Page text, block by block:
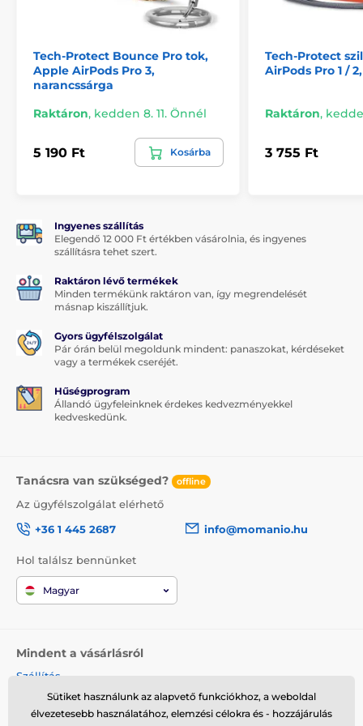
Tech-Protect Bounce Pro tok,
Apple AirPods Pro 3,
narancssárga
Raktáron, kedden 8. 11. Önnél
5 190 Ft Kosárba
Tech-Protect
AirPods Pro 1 /
Raktáron,
3 755 Ft
Ingyenes szállítás
Elegendő 12 000 Ft értékben vásárolnia, és ingyenes
szállításra tehet szert.
Raktáron lévő termékek
Minden termékünk raktáron van, így megrendelését
másnap kiszállítjuk.
Gyors ügyfélszolgálat
Pár órán belül megoldunk mindent: panaszokat, kérdéseket
vagy a termékek cseréjét.
Hűségprogram
Állandó ügyfeleinknek érdekes kedvezményekkel
kedveskedünk.
Tanácsra van szükséged? offline
Az ügyfélszolgálat elérhető
+36 1 445 2687
info@momanio.hu
Hol találsz bennünket
Magyar
Mindent a vásárlásról
Szállítás
Üzleti feltételek
Reklamáció
Sütiket használunk az alapvető funkciókhoz, a weboldal
élvezetesebb használatához, elemzési célokra és - hozzájárulás